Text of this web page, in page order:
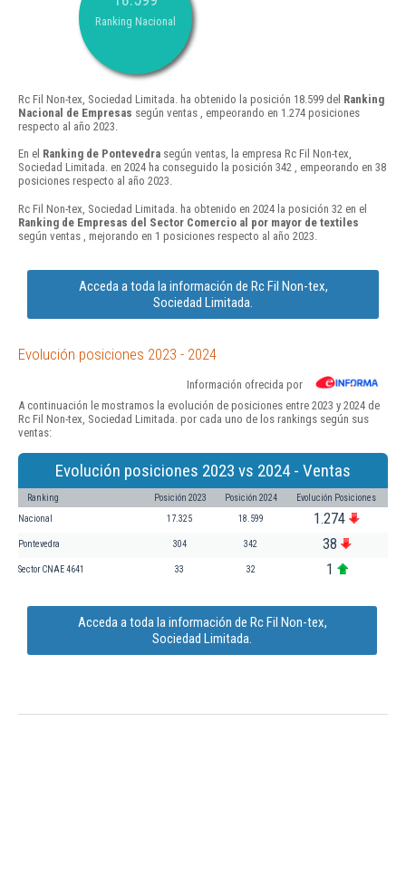
Ranking Nacional
Rc Fil Non-tex, Sociedad Limitada. ha obtenido la posición 18.599 del Ranking
Nacional de Empresas según ventas , empeorando en 1.274 posiciones
respecto al año 2023.
En el Ranking de Pontevedra según ventas, la empresa Rc Fil Non-tex,
Sociedad Limitada. en 2024 ha conseguido la posición 342 , empeorando en 38
posiciones respecto al año 2023.
Rc Fil Non-tex, Sociedad Limitada. ha obtenido en 2024 la posición 32 en el
Ranking de Empresas del Sector Comercio al por mayor de textiles
según ventas , mejorando en 1 posiciones respecto al año 2023.
Acceda a toda la información de Rc Fil Non-tex,
Sociedad Limitada.
Evolución posiciones 2023 - 2024
Información ofrecida por
A continuación le mostramos la evolución de posiciones entre 2023 y 2024 de
Rc Fil Non-tex, Sociedad Limitada. por cada uno de los rankings según sus
ventas:
Evolución posiciones 2023 vs 2024 - Ventas
Ranking Posición 2023 Posición 2024 Evolución Posiciones
Nacional 17.325 18.599 1.274
Pontevedra 304 342 38
Sector CNAE 4641 33 32 1
Acceda a toda la información de Rc Fil Non-tex,
Sociedad Limitada.